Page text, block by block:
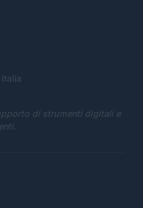
di strumenti digitali e